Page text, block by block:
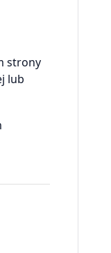
strony
lub